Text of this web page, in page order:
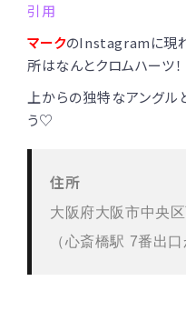
引用
マークのInstagramに現
所はなんとクロムハーツ！
上からの独特なアングル
う♡
住所
（心斎橋駅 7番出